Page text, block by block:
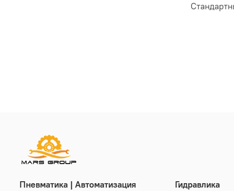
Пневматика | Автоматизация Гидравлика